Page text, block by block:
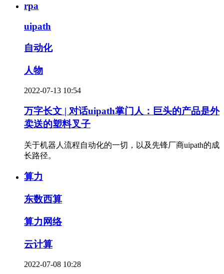
rpa
uipath
自动化
人物
2022-07-13 10:54
万字长文 | 对话uipath掌门人：巨头的产品是外
卖送的塑料叉子
关于机器人流程自动化的一切，以及先锋厂商uipath的成
长路径。
算力
东数西算
算力网络
云计算
2022-07-08 10:28